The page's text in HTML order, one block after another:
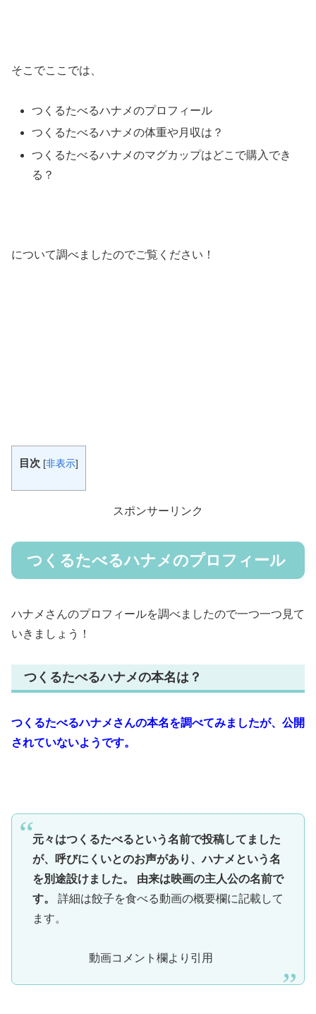
そこでここでは、
つくるたべるハナメのプロフィール
つくるたべるハナメの体重や月収は？
つくるたべるハナメのマグカップはどこで購入でき
る？
について調べましたのでご覧ください！
目次 [非表示]
スポンサーリンク
つくるたべるハナメのプロフィール
ハナメさんのプロフィールを調べましたので一つ一つ見て
いきましょう！
つくるたべるハナメの本名は？
つくるたべるハナメさんの本名を調べてみましたが、公開
されていないようです。
元々はつくるたべるという名前で投稿してました
が、呼びにくいとのお声があり、ハナメという名
を別途設けました。
由来は映画の主人公の名前で
す。
詳細は餃子を食べる動画の概要欄に記載して
ます。
動画コメント欄より引用